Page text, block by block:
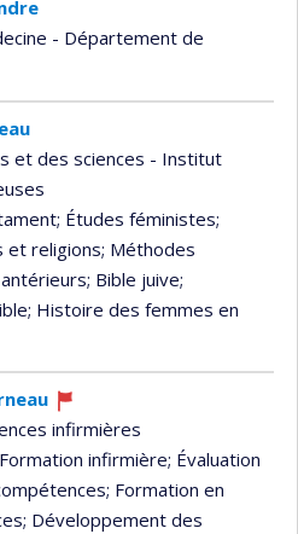
- Département de
et des sciences - Institut
; Études féministes;
et religions; Méthodes
; Bible juive;
; Histoire des femmes en
Currently
recruiting
infirmières
infirmière; Évaluation
; Formation en
; Développement des